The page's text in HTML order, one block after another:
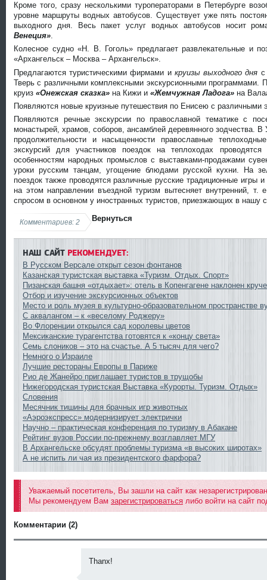
Кроме того, сразу несколькими туроператорами в Петербурге
уровне маршруты водных автобусов. Существует уже пять
выходного дня. Весь пакет услуг водных автобусов носит
Венеция».
Колесное судно «Н. В. Гоголь» предлагает развлекательные и
«Архангельск – Москва – Архангельск».
Предлагаются туристическими фирмами и круизы выходного дня с
Тверь с различными комплексными экскурсионными программами.
круиз «Онежская сказка» на Кижи и «Жемчужная Ладога» на
Появляются новые круизные путешествия по Енисею с различными
Появляются речные экскурсии по православной тематике с
монастырей, храмов, соборов, ансамблей деревянного зодчества. В
продолжительности и насыщенности православные
экскурсий для участников поездок на теплоходах
особенностям народных промыслов с выставками-продажами
уроки русским танцам, угощение блюдами русской кухни. На
поездок также проводятся различные русские традиционные игры
на этом направлении въездной туризм вытесняет внутренний, т.
спросом в основном у иностранных туристов, приезжающих в нашу
Вернуться
Комментариев: 2
НАШ САЙТРЕКОМЕНДУЕТ:
В Русском Версале открыт сезон фонтанов
Казанская туристская выставка «Туризм. Отдых. Спорт»
Пизанская башня «отдыхает»: отель в Копенгагене наклонен круче
Отбор и изучение экскурсионных объектов
Место и роль музея в культурно-образовательном пространстве
С аквалангом – к «веселому Роджеру»
Во Флоренции открылся сад королевы цветов
Мексиканские турагентства готовятся к «концу света»
Семь слоников – это на счастье. А 5 тысяч для чего?
Немного о Израиле
Лучшие рестораны Европы в Париже
Рио де Жанейро приглашает туристов в трущобы
Нижегородская туристская Выставка «Курорты. Туризм. Отдых»
Словения
Месячник тишины для брачных игр животных
«Аэроэкспресс» модернизирует электрички
Научно – практическая конференция по туризму в Абакане
Рейтинг вузов России по-прежнему возглавляет МГУ
В Архангельске обсудят проблемы туризма «в высоких широтах»
А не испить ли чая из президентского фарфора?
Уважаемый посетитель, Вы зашли на сайт как
Мы рекомендуем Вам зарегистрироваться либо войти на сайт
Комментарии (2)
Thanx!